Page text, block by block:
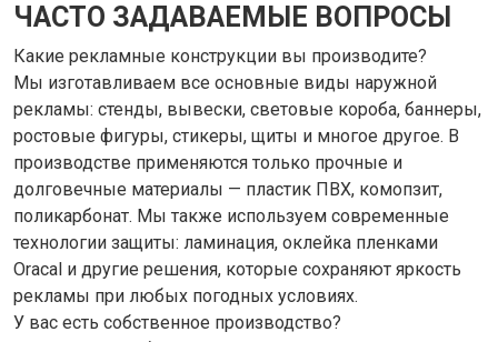
ЧАСТО ЗАДАВАЕМЫЕ ВОПРОСЫ
Какие рекламные конструкции вы производите?
Мы изготавливаем все основные виды наружной
рекламы: стенды, вывески, световые короба, баннеры,
ростовые фигуры, стикеры, щиты и многое другое. В
производстве применяются только прочные и
долговечные материалы — пластик ПВХ, комопзит,
поликарбонат. Мы также используем современные
технологии защиты: ламинация, оклейка пленками
Oracal и другие решения, которые сохраняют яркость
рекламы при любых погодных условиях.
У вас есть собственное производство?